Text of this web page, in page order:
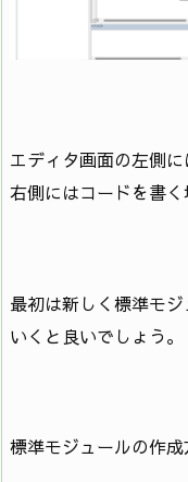
エディタ画面の左側に
右側にはコードを書く
最初は新しく標準モ
いくと良いでしょう。
標準モジュールの作成